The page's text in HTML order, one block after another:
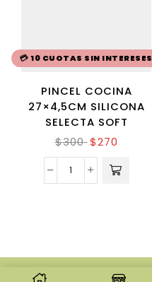
💳 10 CUOTAS SIN INTERESES
PINCEL COCINA
27×4,5CM SILICONA
SELECTA SOFT
$300 $270
© CREATED BY